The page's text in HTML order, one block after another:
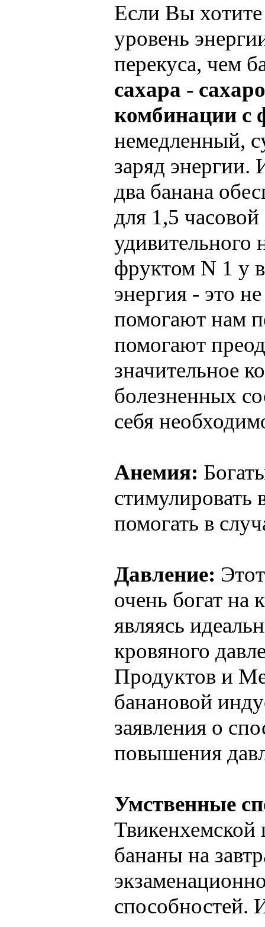
Если Вы
уровень
перекуса, чем
сахара -
комбинации с
немедленный,
заряд энергии.
два банана
для 1,5
удивительного
фруктом N 1 у
энергия - это
помогают нам
помогают
значительное
болезненных
себя
Анемия:
стимулировать
помогать в
Давление:
очень богат на
являясь
кровяного
Продуктов и
банановой
заявления о
повышения
Умственные
бананы на
способностей.